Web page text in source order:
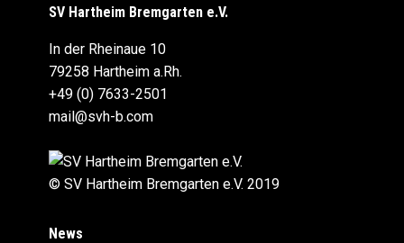
SV Hartheim Bremgarten e.V.
In der Rheinaue 10
79258 Hartheim a.Rh.
+49 (0) 7633-2501
mail@svh-b.com
© SV Hartheim Bremgarten e.V. 2019
News